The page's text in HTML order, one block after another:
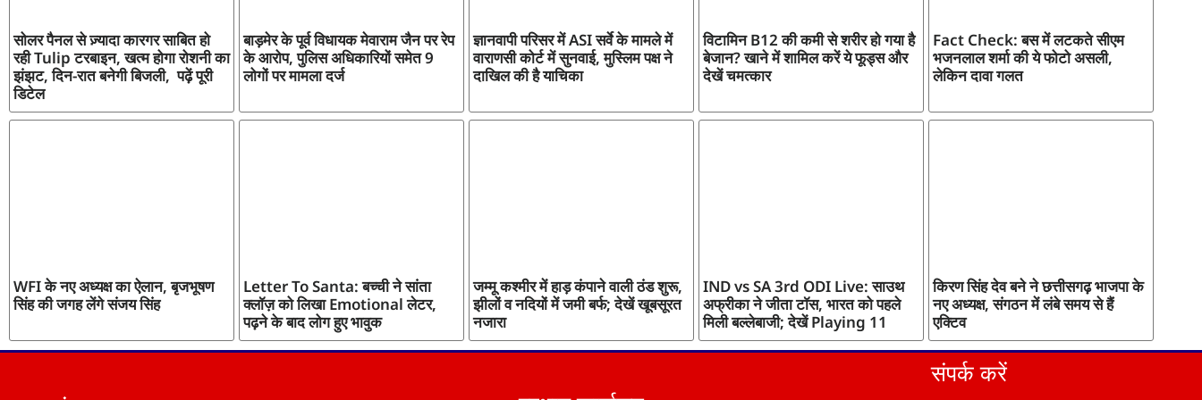
सोलर पैनल से ज़्यादा कारगर साबित हो
रही Tulip टरबाइन, खत्म होगा रोशनी का
झंझट, दिन-रात बनेगी बिजली, पढ़ें पूरी
डिटेल
बाड़मेर के पूर्व विधायक मेवाराम जैन पर रेप
के आरोप, पुलिस अधिकारियों समेत 9
लोगों पर मामला दर्ज
ज्ञानवापी परिसर में ASI सर्वे के मामले में
वाराणसी कोर्ट में सुनवाई, मुस्लिम पक्ष ने
दाखिल की है याचिका
विटामिन B12 की कमी से शरीर हो गया है
बेजान? खाने में शामिल करें ये फूड्स और
देखें चमत्कार
Fact Check: बस में लटकते सीएम
भजनलाल शर्मा की ये फोटो असली,
लेकिन दावा गलत
WFI के नए अध्यक्ष का ऐलान, बृजभूषण
सिंह की जगह लेंगे संजय सिंह
Letter To Santa: बच्ची ने सांता
क्लॉज़ को लिखा Emotional लेटर,
पढ़ने के बाद लोग हुए भावुक
जम्मू कश्मीर में हाड़ कंपाने वाली ठंड शुरू,
झीलों व नदियों में जमी बर्फ; देखें खूबसूरत
नजारा
IND vs SA 3rd ODI Live: साउथ
अफ्रीका ने जीता टॉस, भारत को पहले
मिली बल्लेबाजी; देखें Playing 11
किरण सिंह देव बने ने छत्तीसगढ़ भाजपा के
नए अध्यक्ष, संगठन में लंबे समय से हैं
एक्टिव
संपर्क करें